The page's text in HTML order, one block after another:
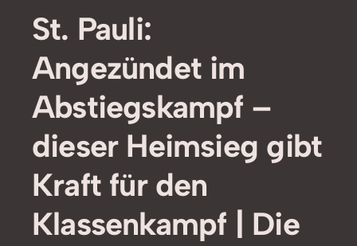
St. Pauli:
Angezündet im
Abstiegskampf –
dieser Heimsieg gibt
Kraft für den
Klassenkampf | Die